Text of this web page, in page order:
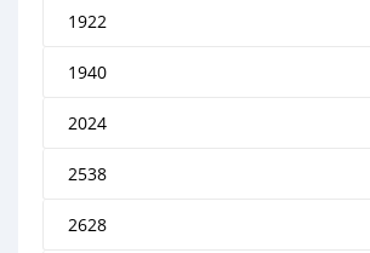
1922
1940
2024
2538
2628